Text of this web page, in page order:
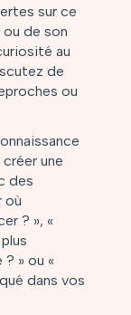
sur ce
ou de son
au
de
ou
une
des
où
? », «
» ou «
dans vos